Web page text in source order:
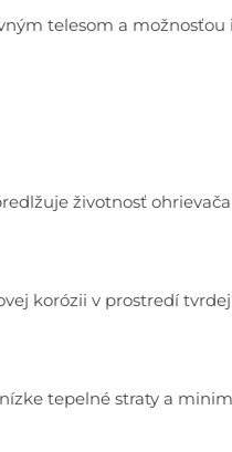
telesom a
životnosť ohrievača
korózii v prostredí
tepelné straty a